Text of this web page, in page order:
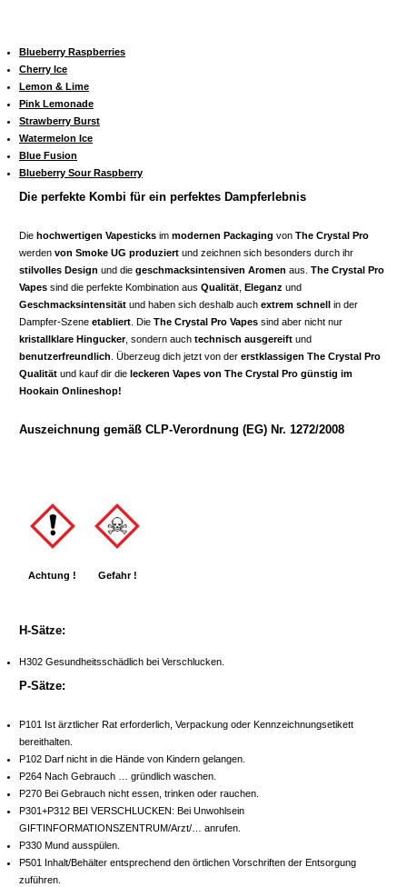
Blueberry Raspberries
Cherry Ice
Lemon & Lime
Pink Lemonade
Strawberry Burst
Watermelon Ice
Blue Fusion
Blueberry Sour Raspberry
Die perfekte Kombi für ein perfektes Dampferlebnis
Die hochwertigen Vapesticks im modernen Packaging von The Crystal Pro
werden von Smoke UG produziert und zeichnen sich besonders durch ihr
stilvolles Design und die geschmacksintensiven Aromen aus. The Crystal Pro
Vapes sind die perfekte Kombination aus Qualität Eleganz und
Geschmacksintensität und haben sich deshalb auch extrem schnell in der
Dampfer-Szene etabliert . Die The Crystal Pro Vapes sind aber nicht nur
kristallklare Hingucker, sondern auch technisch ausgereift und
benutzerfreundlich . Überzeug dich jetzt von der erstklassigen The Crystal Pro
Qualität und kauf dir die leckeren Vapes von The Crystal Pro günstig im
Hookain Onlineshop!
Auszeichnung gemäß CLP-Verordnung (EG) Nr. 1272/2008
Achtung ! Gefahr !
H-Sätze:
H302 Gesundheitsschädlich bei Verschlucken.
P-Sätze:
P101 Ist ärztlicher Rat erforderlich, Verpackung oder Kennzeichnungsetikett
bereithalten.
P102 Darf nicht in die Hände von Kindern gelangen.
P264 Nach Gebrauch … gründlich waschen.
P270 Bei Gebrauch nicht essen, trinken oder rauchen.
P301+P312 BEI VERSCHLUCKEN: Bei Unwohlsein
GIFTINFORMATIONSZENTRUM/Arzt/… anrufen.
P330 Mund ausspülen.
P501 Inhalt/Behälter entsprechend den örtlichen Vorschriften der Entsorgung
zuführen.